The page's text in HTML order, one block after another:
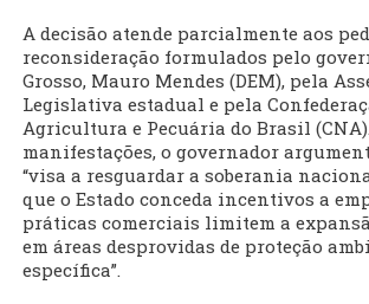
A decisão atende parcialmente aos
reconsideração formulados pelo
Grosso, Mauro Mendes (DEM), pela
Legislativa estadual e pela
Agricultura e Pecuária do Brasil
manifestações, o governador
“visa a resguardar a soberania
que o Estado conceda incentivos a
práticas comerciais limitem a
em áreas desprovidas de proteção
específica”.